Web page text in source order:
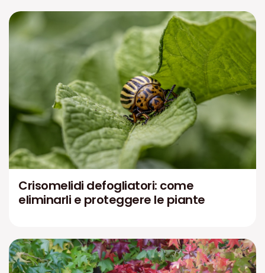
Crisomelidi defogliatori: come
eliminarli e proteggere le piante